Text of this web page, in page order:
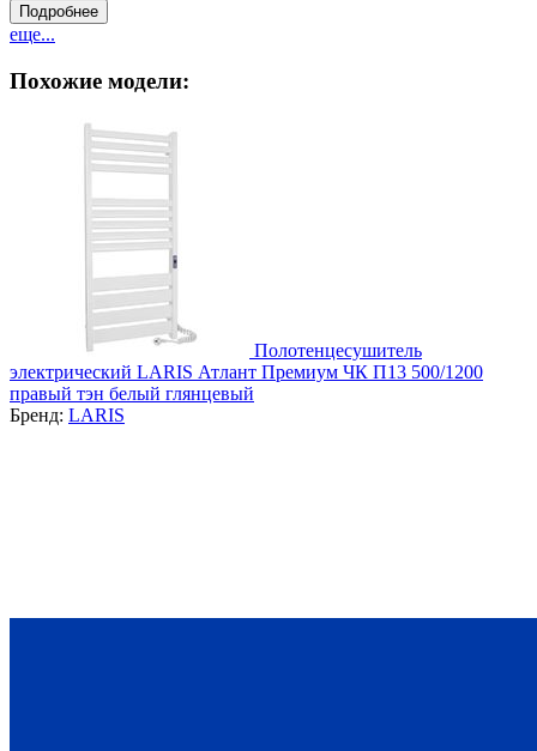
Подробнее
еще...
Похожие модели:
Полотенцесушитель
электрический LARIS Атлант Премиум ЧК П13 500/1200
правый тэн белый глянцевый
Бренд: LARIS